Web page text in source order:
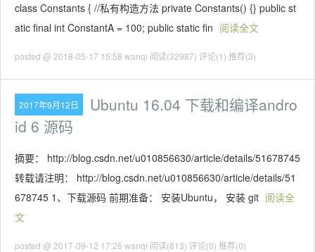
class Constants { //私有构造方法 private Constants() {} public st
atic final int ConstantA = 100; public static fin 阅读全文
posted @ 2018-05-17 15:58 wanqi 阅读(32987) 评论(1) 推荐(3)
2017年9月12日
Ubuntu 16.04 下载和编译andro
id 6 源码
摘要： http://blog.csdn.net/u010856630/article/details/51678745
转载请注明： http://blog.csdn.net/u010856630/article/details/51
678745 1、下载源码 前期准备： 安装Ubuntu， 安装 git 阅读全
文
posted @ 2017-09-12 17:26 wanqi 阅读(813) 评论(0) 推荐(0)